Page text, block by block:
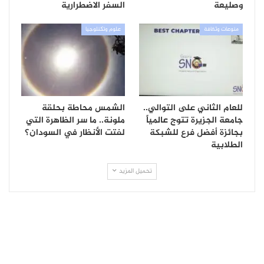
وصليعة
السفر الاضطرارية
منوعات وثقافة
للعام الثاني على التوالي..
جامعة الجزيرة تتوج عالمياً
بجائزة أفضل فرع للشبكة
الطلابية
علوم وتكنلوجيا
الشمس محاطة بحلقة
ملونة.. ما سر الظاهرة التي
لفتت الأنظار في السودان؟
تحميل المزيد